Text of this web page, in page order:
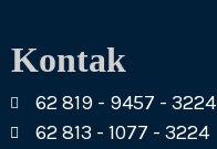
Kontak
62 819 - 9457 - 3224
62 813 - 1077 - 3224